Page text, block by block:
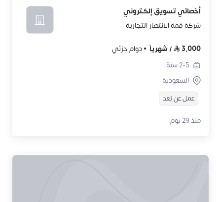
أخصائي تسويق إلكتروني
شركة قمة الانتصار التجارية
3,000
/ شهرياً
دوام جزئي
2-5سنة
السعودية
عمل عن بُعد
منذ 29 يوم